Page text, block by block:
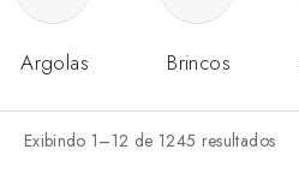
Argolas Brincos
Exibindo 1–12 de 1245 resultados